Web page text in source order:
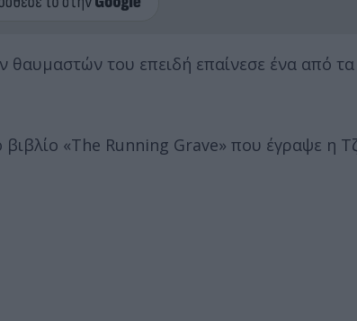
θαυμαστών του επειδή επαίνεσε ένα από τα
βιβλίο «The Running Grave» που έγραψε η